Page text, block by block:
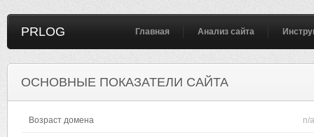
PRLOG Главная Анализ сайта
ОСНОВНЫЕ ПОКАЗАТЕЛИ САЙТА
Возраст домена n/a